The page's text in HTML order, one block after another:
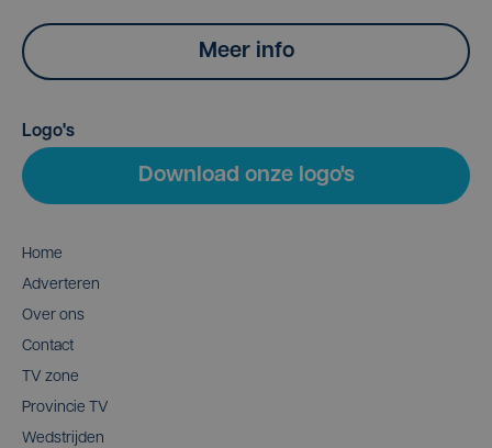
Meer info
Logo's
Download onze logo's
Home
Adverteren
Over ons
Contact
TV zone
Provincie TV
Wedstrijden